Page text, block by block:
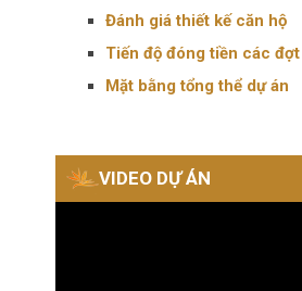
Đánh giá thiết kế căn hộ
Tiến độ đóng tiền các đợt
Mặt bằng tổng thể dự án
VIDEO DỰ ÁN